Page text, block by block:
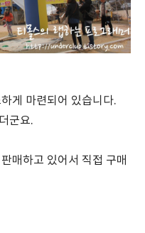
게 마련되어 있습니다.
군요.
매하고 있어서 직접 구매